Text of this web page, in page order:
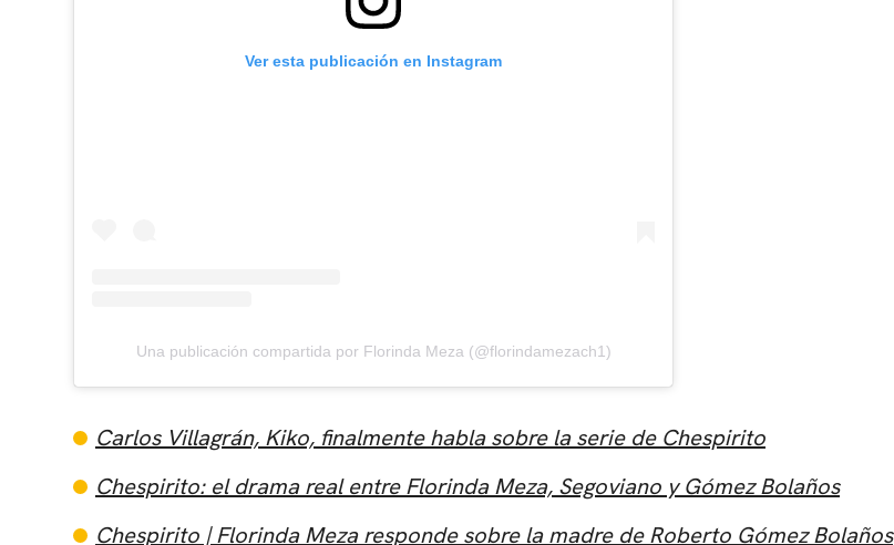
Ver esta publicación en Instagram
Una publicación compartida por Florinda Meza (@florindamezach1)
Carlos Villagrán, Kiko, finalmente habla sobre la serie de Chespirito
Chespirito: el drama real entre Florinda Meza, Segoviano y Gómez Bolaños
Chespirito | Florinda Meza responde sobre la madre de Roberto Gómez Bolaños